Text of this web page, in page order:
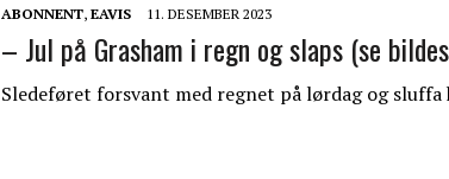
ABONNENT, EAVIS 11. DESEMBER 2023
– Jul på Grasham i regn og slaps (se
Sledeføret forsvant med regnet på lørdag og